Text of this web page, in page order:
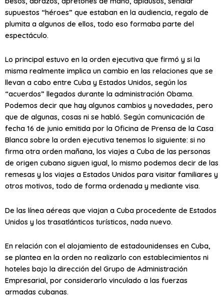
supuestos “héroes” que estaban en la audiencia, regalo de
plumita a algunos de ellos, todo eso formaba parte del
espectáculo.
Lo principal estuvo en la orden ejecutiva que firmó y si la
misma realmente implica un cambio en las relaciones que se
llevan a cabo entre Cuba y Estados Unidos, según los
“acuerdos” llegados durante la administración Obama.
Podemos decir que hay algunos cambios y novedades, pero
que de algunas, cosas ni se habló. Según comunicación de
fecha 16 de junio emitida por la Oficina de Prensa de la Casa
Blanca sobre la orden ejecutiva tenemos lo siguiente: si no
firma otra orden mañana, los viajes a Cuba de las personas
de origen cubano siguen igual, lo mismo podemos decir de las
remesas y los viajes a Estados Unidos para visitar familiares y
otros motivos, todo de forma ordenada y mediante visa.
De las línea aéreas que viajan a Cuba procedente de Estados
Unidos y los trasatlánticos turísticos, nada nuevo.
En relación con el alojamiento de estadounidenses en Cuba,
se plantea en la orden no realizarlo con establecimientos ni
hoteles bajo la dirección del Grupo de Administración
Empresarial, por considerarlo vinculado a las fuerzas
armadas cubanas.